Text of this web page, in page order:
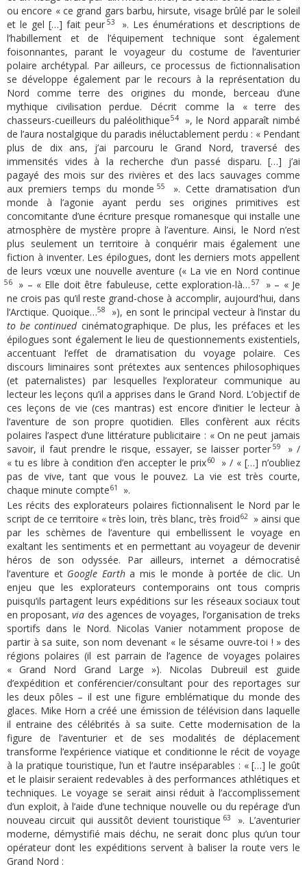
ou encore « ce grand gars barbu, hirsute, visage brûlé par le soleil
et le gel […] fait peur53
». Les énumérations et descriptions de
l’habillement et de l’équipement technique sont également
foisonnantes, parant le voyageur du costume de l’aventurier
polaire archétypal. Par ailleurs, ce processus de fictionnalisation
se développe également par le recours à la représentation du
Nord comme terre des origines du monde, berceau d’une
mythique civilisation perdue. Décrit comme la « terre des
chasseurs-cueilleurs du paléolithique54
», le Nord apparaît nimbé
de l’aura nostalgique du paradis inéluctablement perdu : « Pendant
plus de dix ans, j’ai parcouru le Grand Nord, traversé des
immensités vides à la recherche d’un passé disparu. […] j’ai
pagayé des mois sur des rivières et des lacs sauvages comme
aux premiers temps du monde55
». Cette dramatisation d’un
monde à l’agonie ayant perdu ses origines primitives est
concomitante d’une écriture presque romanesque qui installe une
atmosphère de mystère propre à l’aventure. Ainsi, le Nord n’est
plus seulement un territoire à conquérir mais également une
fiction à inventer. Les épilogues, dont les derniers mots appellent
de leurs vœux une nouvelle aventure (« La vie en Nord continue
56 » – « Elle doit être fabuleuse, cette exploration-là…57
» – « Je
ne crois pas qu’il reste grand-chose à accomplir, aujourd'hui, dans
l’Arctique. Quoique…58
»), en sont le principal vecteur à l’instar du
to becontinuedcinématographique. De plus, les préfaces et les
épilogues sont également le lieu de questionnements existentiels,
accentuant l’effet de dramatisation du voyage polaire. Ces
discours liminaires sont prétextes aux sentences philosophiques
(et paternalistes) par lesquelles l’explorateur communique au
lecteur les leçons qu’il a apprises dans le Grand Nord. L’objectif de
ces leçons de vie (ces mantras) est encore d’initier le lecteur à
l’aventure de son propre quotidien. Elles confèrent aux récits
polaires l’aspect d’une littérature publicitaire : « On ne peut jamais
savoir, il faut prendre le risque, essayer, se laisser porter59
» /
« tu es libre à condition d’en accepter le prix60
» / « […] n’oubliez
pas de vive, tant que vous le pouvez. La vie est très courte,
chaque minute compte61
».
Les récits des explorateurs polaires fictionnalisent le Nord par le
script de ce territoire « très loin, très blanc, très froid62
» ainsi que
par les schèmes de l’aventure qui embellissent le voyage en
exaltant les sentiments et en permettant au voyageur de devenir
héros de son odyssée. Par ailleurs, internet a démocratisé
l’aventure et Google Eartha mis le monde à portée de clic. Un
enjeu que les explorateurs contemporains ont tous compris
puisqu’ils partagent leurs expéditions sur les réseaux sociaux tout
en proposant,via des agences de voyages, l’organisation de treks
sportifs dans le Nord. Nicolas Vanier notamment propose de
partir à sa suite, son nom devenant « le sésame ouvre-toi ! » des
régions polaires (il est parrain de l’agence de voyages polaires
« Grand Nord Grand Large »). Nicolas Dubreuil est guide
d’expédition et conférencier/consultant pour des reportages sur
les deux pôles – il est une figure emblématique du monde des
glaces. Mike Horn a créé une émission de télévision dans laquelle
il entraine des célébrités à sa suite. Cette modernisation de la
figure de l’aventurier et de ses modalités de déplacement
transforme l’expérience viatique et conditionne le récit de voyage
à la pratique touristique, l’un et l’autre inséparables : « […] le goût
et le plaisir seraient redevables à des performances athlétiques et
techniques. Le voyage se serait ainsi réduit à l’accomplissement
d’un exploit, à l’aide d’une technique nouvelle ou du repérage d’un
nouveau circuit qui aussitôt devient touristique63
». L’aventurier
moderne, démystifié mais déchu, ne serait donc plus qu’un tour
opérateur dont les expéditions servent à baliser la route vers le
Grand Nord :